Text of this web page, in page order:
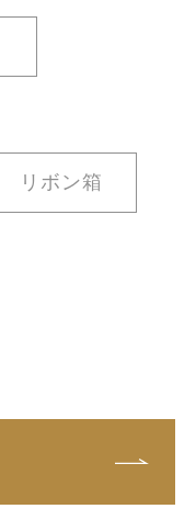
リボン箱